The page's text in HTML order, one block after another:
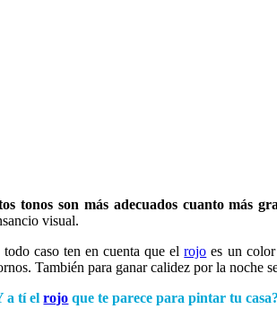
tonos son más adecuados cuanto más
visual.
todo caso ten en cuenta que elrojo es un
También para ganar calidez por la noche
a tí elrojo que te parece para pintar tu casa?